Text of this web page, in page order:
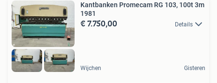
Kantbanken Promecam RG 103, 100t 3m
1981
€ 7.750,00 Details
Wijchen Gisteren